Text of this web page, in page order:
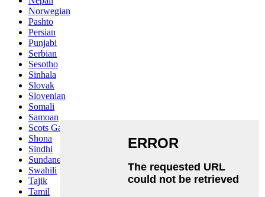
Norwegian
Pashto
Persian
Punjabi
Serbian
Sesotho
Sinhala
Slovak
Slovenian
Somali
Samoan
Scots Gaelic
Shona
Sindhi
Sundanese
Swahili
Tajik
Tamil